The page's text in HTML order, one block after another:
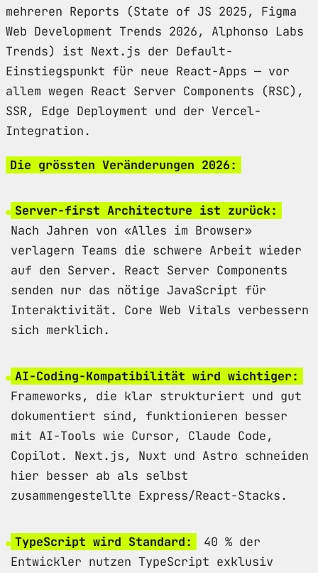
mehreren Reports (State of JS 2025, Figma
Web Development Trends 2026, Alphonso Labs
Trends) ist Next.js der Default-
Einstiegspunkt für neue React-Apps — vor
allem wegen React Server Components (RSC),
SSR, Edge Deployment und der Vercel-
Integration.
Die grössten Veränderungen 2026:
Server-first Architecture ist zurück:
Nach Jahren von «Alles im Browser»
verlagern Teams die schwere Arbeit wieder
auf den Server. React Server Components
senden nur das nötige JavaScript für
Interaktivität. Core Web Vitals verbessern
sich merklich.
AI-Coding-Kompatibilität wird wichtiger:
Frameworks, die klar strukturiert und gut
dokumentiert sind, funktionieren besser
mit AI-Tools wie Cursor, Claude Code,
Copilot. Next.js, Nuxt und Astro schneiden
hier besser ab als selbst
zusammengestellte Express/React-Stacks.
TypeScript wird Standard:
40 % der
Entwickler nutzen TypeScript exklusiv